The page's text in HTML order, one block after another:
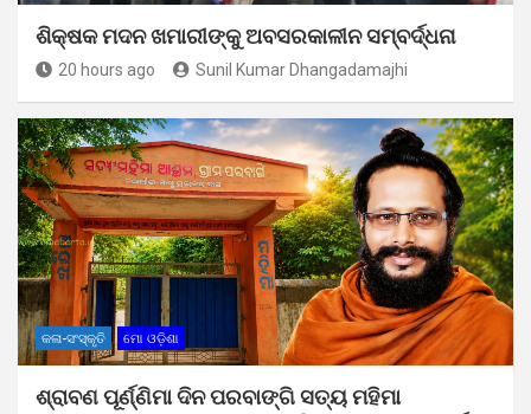
ଶିକ୍ଷକ ମଦନ ଖମାରୀଙ୍କୁ ଅବସରକାଳୀନ ସମ୍ବର୍ଦ୍ଧନା
20 hours ago Sunil Kumar Dhangadamajhi
କଳା-ସଂସ୍କୃତି ମୋ ଓଡ଼ିଶା
ଶ୍ରାବଣ ପୂର୍ଣ୍ଣିମା ଦିନ ପରବାଙ୍ଗି ସତ୍ୟ ମହିମା